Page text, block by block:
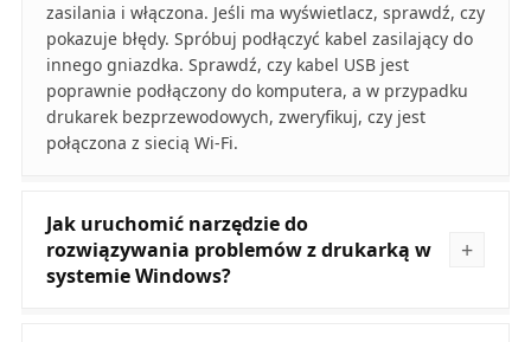
zasilania i włączona. Jeśli ma wyświetlacz, sprawdź, czy
pokazuje błędy. Spróbuj podłączyć kabel zasilający do
innego gniazdka. Sprawdź, czy kabel USB jest
poprawnie podłączony do komputera, a w przypadku
drukarek bezprzewodowych, zweryfikuj, czy jest
połączona z siecią Wi-Fi.
Jak uruchomić narzędzie do
rozwiązywania problemów z drukarką w
systemie Windows?